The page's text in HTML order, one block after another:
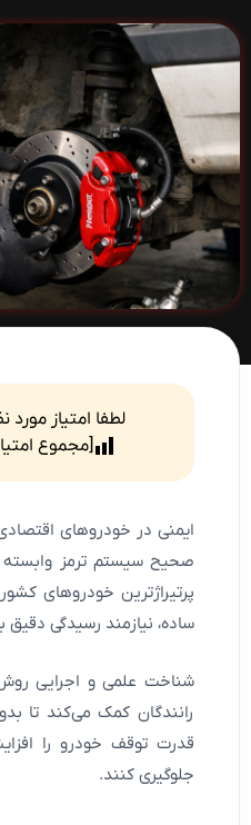
لطفا امتیاز مورد
[مجموع
ایمنی در خودروهای
صحیح سیستم ترمز وابسته
پرتیراژترین خودروهای
ساده، نیازمند رسیدگی
شناخت علمی و اجرایی
رانندگان کمک می‌کند تا
قدرت توقف خودرو را
جلوگیری کنند.